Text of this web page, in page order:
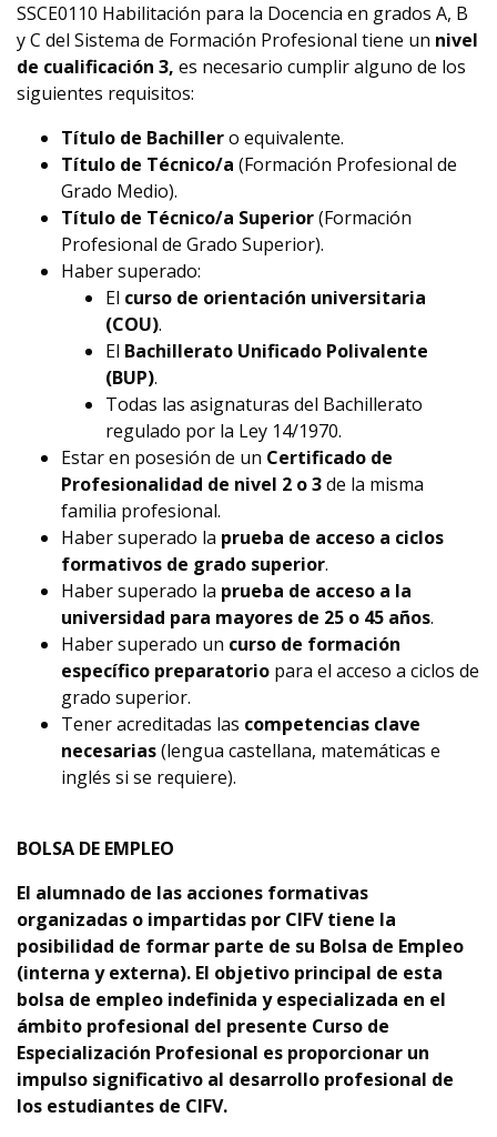
SSCE0110 Habilitación para la Docencia en grados A, B
y C del Sistema de Formación Profesional tiene un nivel
de cualificación 3, es necesario cumplir alguno de los
siguientes requisitos:
Título de Bachillero equivalente.
Título de Técnico/a (Formación Profesional de
Grado Medio).
Título de Técnico/a Superior(Formación
Profesional de Grado Superior).
Haber superado:
El curso de orientación universitaria
(COU).
El Bachillerato Unificado Polivalente
(BUP).
Todas las asignaturas del Bachillerato
regulado por la Ley 14/1970.
Estar en posesión de un Certificado de
Profesionalidad de nivel 2 o 3de la misma
familia profesional.
Haber superado la prueba de acceso a ciclos
formativos de grado superior.
Haber superado la prueba de acceso a la
universidad para mayores de 25 o 45 años.
Haber superado un curso de formación
específico preparatorio para el acceso a ciclos de
grado superior.
Tener acreditadas las competencias clave
necesarias(lengua castellana, matemáticas e
inglés si se requiere).
BOLSA DE EMPLEO
El alumnado de las acciones formativas
organizadas o impartidas por CIFV tiene la
posibilidad de formar parte de su Bolsa de Empleo
(interna y externa). El objetivo principal de esta
bolsa de empleo indefinida y especializada en el
ámbito profesional del presente Curso de
Especialización Profesional es proporcionar un
impulso significativo al desarrollo profesional de
los estudiantes de CIFV.